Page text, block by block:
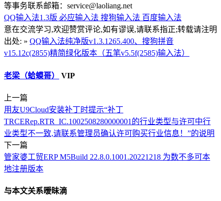
等事务联系邮箱：service@laoliang.net
QQ输入法1.3版 必应输入法 搜狗输入法 百度输入法
意在交流学习,欢迎赞赏评论,如有谬误,请联系指正;转载请注明
出处: » QQ输入法纯净版v1.3.1265.400、搜狗拼音
v15.12c(2855)精简绿化版本（五笔v5.5f(2585)输入法）
老梁（蛤蟆哥） VIP
上一篇
用友U9Cloud安装补丁时提示“补丁
TRCERep.RTR_IC.1002508280000001的行业类型与许可中行
业类型不一致,请联系管理员确认许可购买行业信息！”的说明
下一篇
管家婆工贸ERP M5Build 22.8.0.1001.20221218 为数不多可本
地注册版本
与本文关系暧昧滴